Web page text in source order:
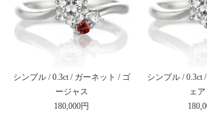
シンプル / 0.3ct / ガーネット / ゴ
ージャス
180,000円
シンプル / 0.3ct
ェ